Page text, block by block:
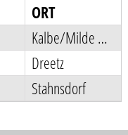
ORT
Kalbe/Milde OT Altmersleben
Dreetz
Stahnsdorf